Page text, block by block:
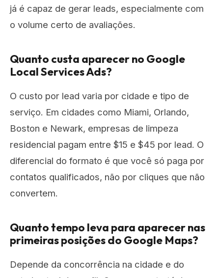
já é capaz de gerar leads, especialmente com
o volume certo de avaliações.
Quanto custa aparecer no Google
Local Services Ads?
O custo por lead varia por cidade e tipo de
serviço. Em cidades como Miami, Orlando,
Boston e Newark, empresas de limpeza
residencial pagam entre $15 e $45 por lead. O
diferencial do formato é que você só paga por
contatos qualificados, não por cliques que não
convertem.
Quanto tempo leva para aparecer nas
primeiras posições do Google Maps?
Depende da concorrência na cidade e do